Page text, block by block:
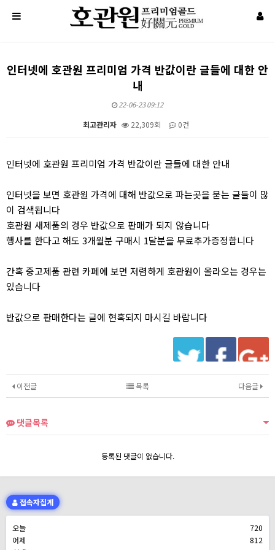
인터넷에 호관원 프리미엄 가격 반값이란 글들에 대한 안
내
22-06-23 09:12
최고관리자 22,309회 0건
인터넷에 호관원 프리미엄 가격 반값이란 글들에 대한 안내
인터넷을 보면 호관원 가격에 대해 반값으로 파는곳을 묻는 글들이 많
이 검색됩니다
호관원 새제품의 경우 반값으로 판매가 되지 않습니다
행사를 한다고 해도 3개월분 구매시 1달분을 무료추가증정합니다
간혹 중고제품 관련 카페에 보면 저렴하게 호관원이 올라오는 경우는
있습니다
반값으로 판매한다는 글에 현혹되지 마시길 바랍니다
이전글 다음글
목록
댓글목록
등록된 댓글이 없습니다.
접속자집계
오늘
720
어제
812